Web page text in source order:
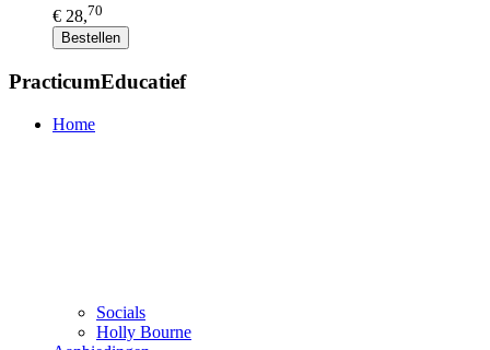
€ 28,70
Bestellen
PracticumEducatief
Home
Socials
Holly Bourne